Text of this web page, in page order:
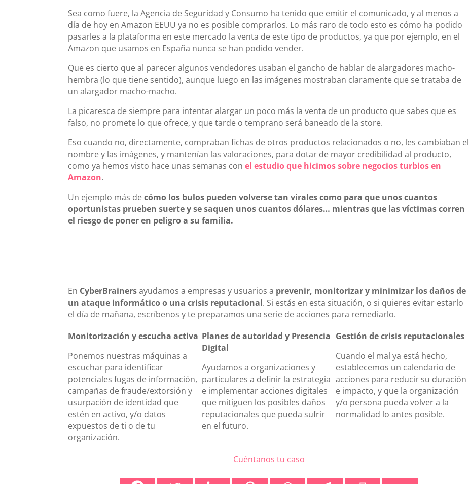
Sea como fuere, la Agencia de Seguridad y Consumo ha tenido que emitir el comunicado, y al menos a
día de hoy en Amazon EEUU ya no es posible comprarlos. Lo más raro de todo esto es cómo ha podido
pasarles a la plataforma en este mercado la venta de este tipo de productos, ya que por ejemplo, en el
Amazon que usamos en España nunca se han podido vender.
Que es cierto que al parecer algunos vendedores usaban el gancho de hablar de alargadores macho-
hembra (lo que tiene sentido), aunque luego en las imágenes mostraban claramente que se trataba de
un alargador macho-macho.
La picaresca de siempre para intentar alargar un poco más la venta de un producto que sabes que es
falso, no promete lo que ofrece, y que tarde o temprano será baneado de la store.
Eso cuando no, directamente, compraban fichas de otros productos relacionados o no, les cambiaban el
nombre y las imágenes, y mantenían las valoraciones, para dotar de mayor credibilidad al producto,
como ya hemos visto hace unas semanas conel estudio que hicimos sobre negocios turbios en
Amazon.
Un ejemplo más decómo los bulos pueden volverse tan virales como para que unos cuantos
oportunistas prueben suerte y se saquen unos cuantos dólares… mientras que las víctimas corren
el riesgo de poner en peligro a su familia.
En CyberBrainersayudamos a empresas y usuarios a prevenir, monitorizar y minimizar los daños de
un ataque informático o una crisis reputacional. Si estás en esta situación, o si quieres evitar estarlo
el día de mañana, escríbenos y te preparamos una serie de acciones para remediarlo.
Monitorización y escucha activa
Ponemos nuestras máquinas a
escuchar para identificar
potenciales fugas de información,
campañas de fraude/extorsión y
usurpación de identidad que
estén en activo, y/o datos
expuestos de ti o de tu
organización.
Planes de autoridad y Presencia
Digital
Ayudamos a organizaciones y
particulares a definir la estrategia
e implementar acciones digitales
que mitiguen los posibles daños
reputacionales que pueda sufrir
en el futuro.
Gestión de crisis reputacionales
Cuando el mal ya está hecho,
establecemos un calendario de
acciones para reducir su duración
e impacto, y que la organización
y/o persona pueda volver a la
normalidad lo antes posible.
Cuéntanos tu caso